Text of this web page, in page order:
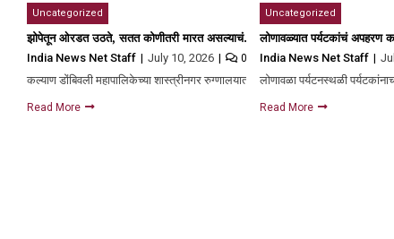
Uncategorized
झोपेतून ओरडत उठते, सतत कोणीतरी मारत असल्याचं….; रमेश म्हात्रेने मारहाण केलेल्या
India News Net Staff July 10, 2026 0
कल्याण डोंबिवली महापालिकेच्या शास्त्रीनगर रुग्णालयात शिवसेना नगरसेवक रमेश म्हात्रे
Read More
Uncategorized
लोणावळ्यात पर्यटकांचं अपहरण
India News Net Staff
लोणावळा पर्यटनस्थळी
Read More